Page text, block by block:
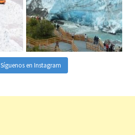
Síguenos en Instagram